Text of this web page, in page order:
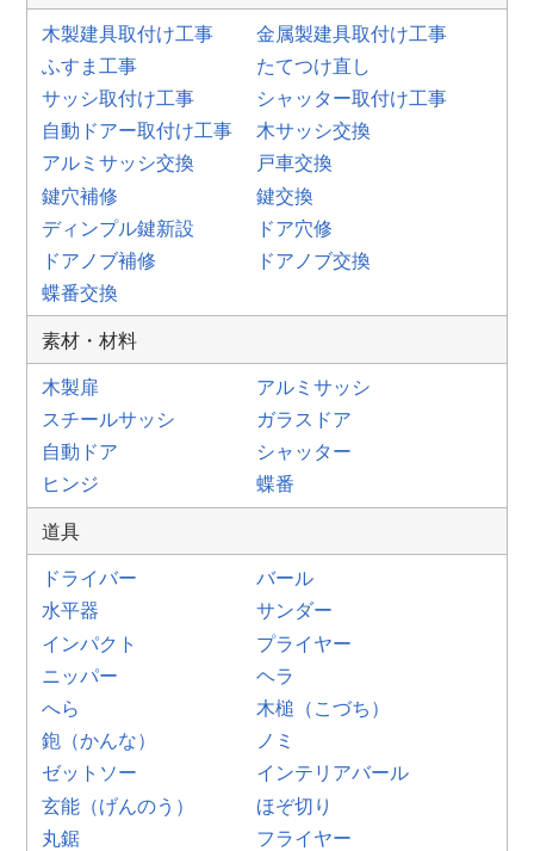
木製建具取付け工事
金属製建具取付け工事
ふすま工事
たてつけ直し
サッシ取付け工事
シャッター取付け工事
自動ドアー取付け工事
木サッシ交換
アルミサッシ交換
戸車交換
鍵穴補修
鍵交換
ディンプル鍵新設
ドア穴修
ドアノブ補修
ドアノブ交換
蝶番交換
素材・材料
木製扉
アルミサッシ
スチールサッシ
ガラスドア
自動ドア
シャッター
ヒンジ
蝶番
道具
ドライバー
バール
水平器
サンダー
インパクト
プライヤー
ニッパー
ヘラ
へら
木槌（こづち）
鉋（かんな）
ノミ
ゼットソー
インテリアバール
玄能（げんのう）
ほぞ切り
丸鋸
フライヤー